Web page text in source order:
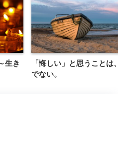
生き
「悔しい」と思うことは
でない。